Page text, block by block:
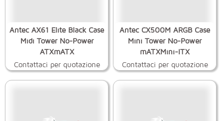
Antec AX61 Elite Black Case
Midi Tower No-Power
ATXmATX
Contattaci per quotazione
Antec CX500M ARGB Case
Mini Tower No-Power
mATXMini-ITX
Contattaci per quotazione